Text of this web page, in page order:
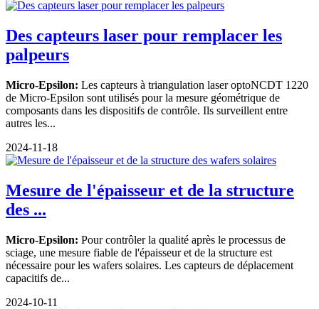
Des capteurs laser pour remplacer les
palpeurs
Micro-Epsilon: Les capteurs à triangulation laser optoNCDT 1220
de Micro-Epsilon sont utilisés pour la mesure géométrique de
composants dans les dispositifs de contrôle. Ils surveillent entre
autres les...
2024-11-18
Mesure de l'épaisseur et de la structure
des ...
Micro-Epsilon: Pour contrôler la qualité après le processus de
sciage, une mesure fiable de l'épaisseur et de la structure est
nécessaire pour les wafers solaires. Les capteurs de déplacement
capacitifs de...
2024-10-11